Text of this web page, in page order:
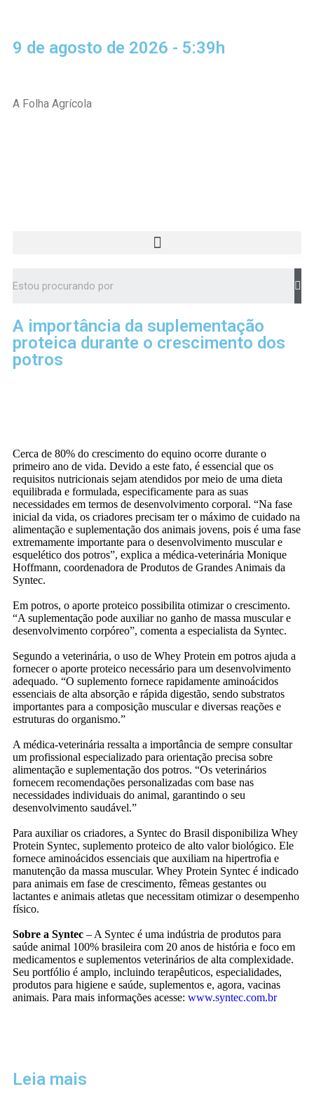
9 de agosto de 2026 - 5:39h
A Folha Agrícola
A importância da suplementação
proteica durante o crescimento dos
potros
Cerca de 80% do crescimento do equino ocorre durante o
primeiro ano de vida. Devido a este fato, é essencial que os
requisitos nutricionais sejam atendidos por meio de uma dieta
equilibrada e formulada, especificamente para as suas
necessidades em termos de desenvolvimento corporal. “Na fase
inicial da vida, os criadores precisam ter o máximo de cuidado na
alimentação e suplementação dos animais jovens, pois é uma fase
extremamente importante para o desenvolvimento muscular e
esquelético dos potros”, explica a médica-veterinária Monique
Hoffmann, coordenadora de Produtos de Grandes Animais da
Syntec.
Em potros, o aporte proteico possibilita otimizar o crescimento.
“A suplementação pode auxiliar no ganho de massa muscular e
desenvolvimento corpóreo”, comenta a especialista da Syntec.
Segundo a veterinária, o uso de Whey Protein em potros ajuda a
fornecer o aporte proteico necessário para um desenvolvimento
adequado. “O suplemento fornece rapidamente aminoácidos
essenciais de alta absorção e rápida digestão, sendo substratos
importantes para a composição muscular e diversas reações e
estruturas do organismo.”
A médica-veterinária ressalta a importância de sempre consultar
um profissional especializado para orientação precisa sobre
alimentação e suplementação dos potros. “Os veterinários
fornecem recomendações personalizadas com base nas
necessidades individuais do animal, garantindo o seu
desenvolvimento saudável.”
Para auxiliar os criadores, a Syntec do Brasil disponibiliza Whey
Protein Syntec, suplemento proteico de alto valor biológico. Ele
fornece aminoácidos essenciais que auxiliam na hipertrofia e
manutenção da massa muscular. Whey Protein Syntec é indicado
para animais em fase de crescimento, fêmeas gestantes ou
lactantes e animais atletas que necessitam otimizar o desempenho
físico.
Sobre a Syntec – A Syntec é uma indústria de produtos para
saúde animal 100% brasileira com 20 anos de história e foco em
medicamentos e suplementos veterinários de alta complexidade.
Seu portfólio é amplo, incluindo terapêuticos, especialidades,
produtos para higiene e saúde, suplementos e, agora, vacinas
animais. Para mais informações acesse: www.syntec.com.br
Leia mais